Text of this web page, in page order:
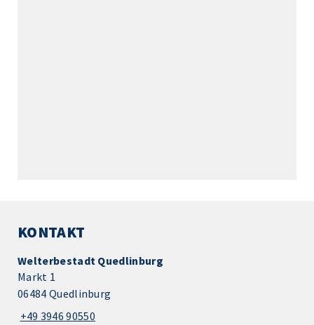
KONTAKT
Welterbestadt Quedlinburg
Markt 1
06484 Quedlinburg
+49 3946 90550